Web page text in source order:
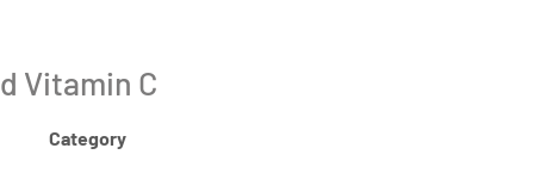
Vitamin C
Category